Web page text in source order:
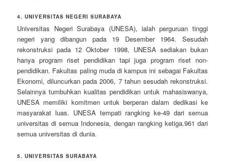
4. UNIVERSITAS NEGERI SURABAYA
Universitas Negeri Surabaya (UNESA), ialah perguruan tinggi
negeri yang dibangun pada 19 Desember 1964. Sesudah
rekonstruksi pada 12 Oktober 1998, UNESA sediakan bukan
hanya program riset pendidikan tapi juga program riset non-
pendidikan. Fakultas paling muda di kampus ini sebagai Fakultas
Ekonomi, diluncurkan pada 2006, 7 tahun sesudah rekonstruksi.
Selainnya tumbuhkan kualitas pendidikan untuk mahasiswanya,
UNESA memiliki komitmen untuk berperan dalam dedikasi ke
masyarakat luas. UNESA tempati rangking ke-49 dari semua
universitas di semua Indonesia, dengan rangking ketiga.961 dari
semua universitas di dunia.
5. UNIVERSITAS SURABAYA